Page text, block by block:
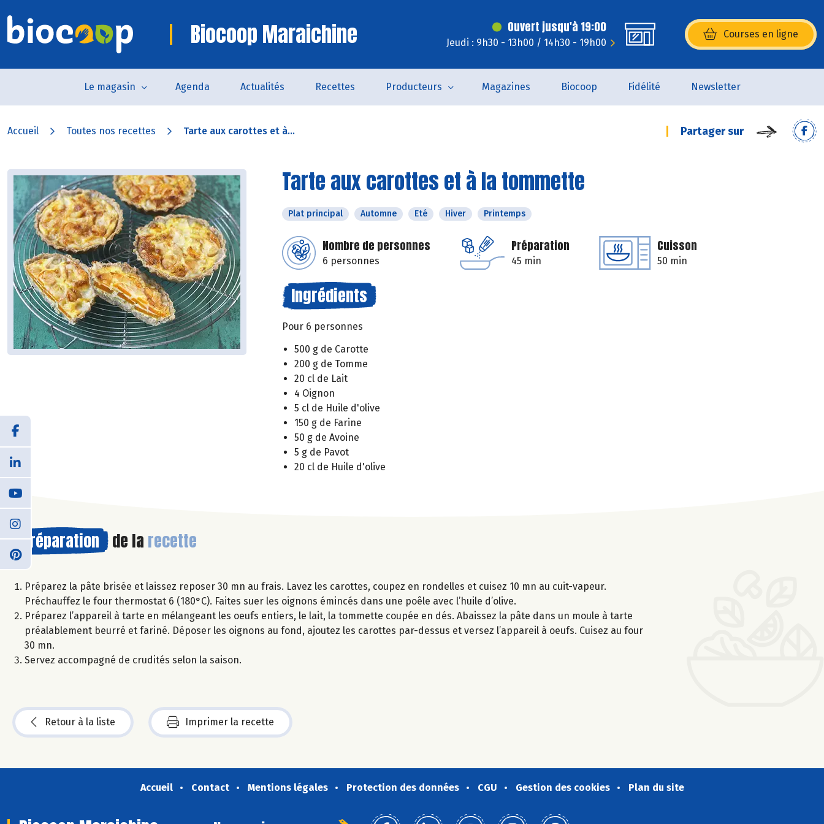
Biocoop Maraichine Ouvert jusqu'à 19:00
Jeudi : 9h30 - 13h00 / 14h30 - 19h00
Courses en ligne
(s’ouvre dans une nouvelle
Le magasin Agenda Actualités Recettes Producteurs Magazines Biocoop Fidélité Newsletter
Accueil Toutes nos recettes Tarte aux carottes et à... Partager sur
Tarte aux carottes et à la tommette
Plat principal Automne Eté Hiver Printemps
Nombre de personnes
6 personnes
Préparation
45 min
Cuisson
50 min
Ingrédients
Pour 6 personnes
500 g de Carotte
200 g de Tomme
20 cl de Lait
4 Oignon
5 cl de Huile d'olive
150 g de Farine
50 g de Avoine
5 g de Pavot
20 cl de Huile d'olive
Préparation de la recette
Préparez la pâte brisée et laissez reposer 30 mn au frais. Lavez les carottes, coupez en rondelles et cuisez 10 mn au cuit-vapeur.
Préchauffez le four thermostat 6 (180°C). Faites suer les oignons émincés dans une poêle avec l’huile d’olive.
Préparez l’appareil à tarte en mélangeant les oeufs entiers, le lait, la tommette coupée en dés. Abaissez la pâte dans un moule à tarte
préalablement beurré et fariné. Déposer les oignons au fond, ajoutez les carottes par-dessus et versez l’appareil à oeufs. Cuisez au four
30 mn.
Servez accompagné de crudités selon la saison.
Retour à la liste Imprimer la recette
Accueil Contact Mentions légales Protection des données CGU Gestion des cookies Plan du site